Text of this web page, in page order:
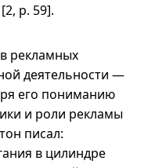
p. 59].
рекламных
деятельности —
его пониманию
и роли рекламы
писал:
в цилиндре